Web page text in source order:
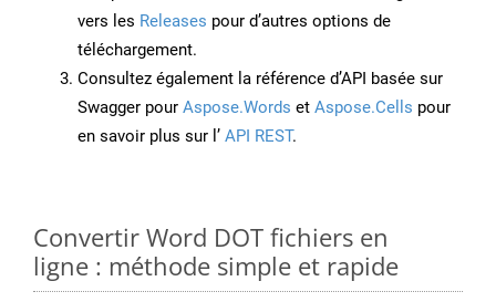
vers les Releases pour d’autres options de
téléchargement.
Consultez également la référence d’API basée sur
Swagger pour Aspose.Words et Aspose.Cells pour
en savoir plus sur l’ API REST.
Convertir Word DOT fichiers en
ligne : méthode simple et rapide